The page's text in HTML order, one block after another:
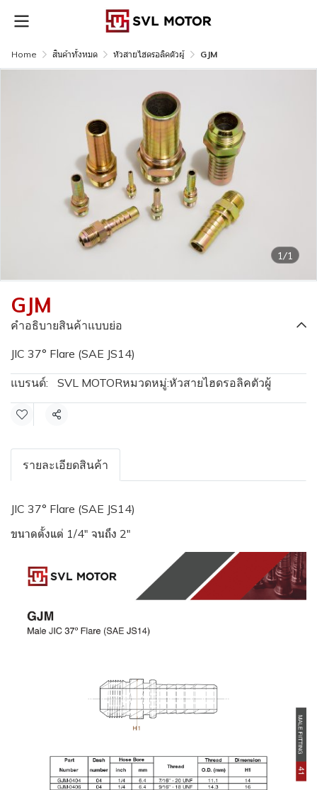
Home สินค้าทั้งหมด หัวสายไฮดรอลิคตัวผู้ GJM
1/1
GJM
คำอธิบายสินค้าแบบย่อ
JIC 37° Flare (SAE JS14)
แบรนด์: SVL MOTORหมวดหมู่:หัวสายไฮดรอลิคตัวผู้
แชร์
รายละเอียดสินค้า
JIC 37° Flare (SAE JS14)
ขนาดตั้งแต่ 1/4" จนถึง 2"